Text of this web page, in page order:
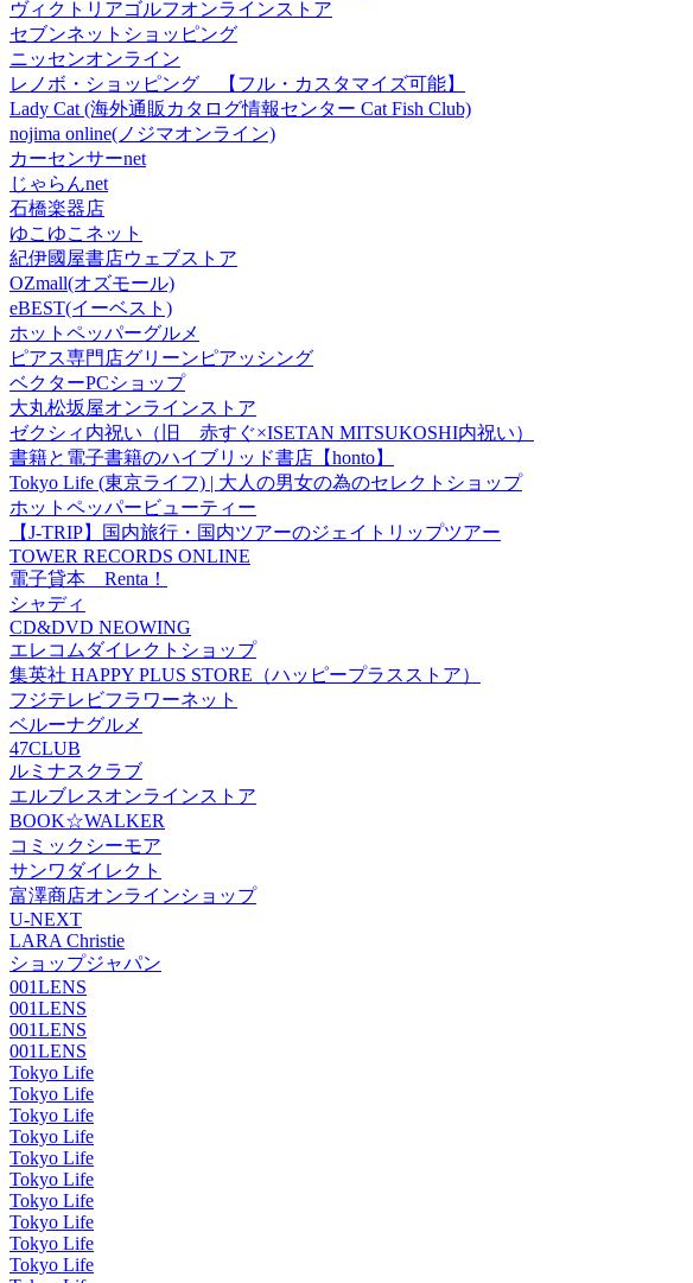
ヴィクトリアゴルフオンラインストア
セブンネットショッピング
ニッセンオンライン
レノボ・ショッピング 【フル・カスタマイズ可能】
Lady Cat (海外通販カタログ情報センター Cat Fish Club)
nojima online(ノジマオンライン)
カーセンサーnet
じゃらんnet
石橋楽器店
ゆこゆこネット
紀伊國屋書店ウェブストア
OZmall(オズモール)
eBEST(イーベスト)
ホットペッパーグルメ
ピアス専門店グリーンピアッシング
ベクターPCショップ
大丸松坂屋オンラインストア
ゼクシィ内祝い（旧 赤すぐ×ISETAN MITSUKOSHI内祝い）
書籍と電子書籍のハイブリッド書店【honto】
Tokyo Life (東京ライフ) | 大人の男女の為のセレクトショップ
ホットペッパービューティー
【J-TRIP】国内旅行・国内ツアーのジェイトリップツアー
TOWER RECORDS ONLINE
電子貸本 Renta！
シャディ
CD&DVD NEOWING
エレコムダイレクトショップ
集英社 HAPPY PLUS STORE（ハッピープラスストア）
フジテレビフラワーネット
ベルーナグルメ
47CLUB
ルミナスクラブ
エルブレスオンラインストア
BOOK☆WALKER
コミックシーモア
サンワダイレクト
富澤商店オンラインショップ
U-NEXT
LARA Christie
ショップジャパン
001LENS
001LENS
001LENS
001LENS
Tokyo Life
Tokyo Life
Tokyo Life
Tokyo Life
Tokyo Life
Tokyo Life
Tokyo Life
Tokyo Life
Tokyo Life
Tokyo Life